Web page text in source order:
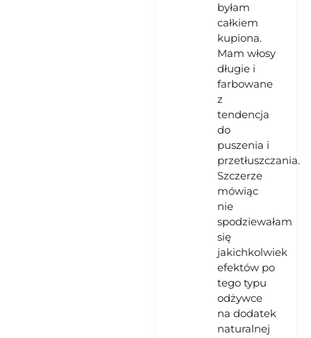
byłam
całkiem
kupiona.
Mam włosy
długie i
farbowane
z
tendencja
do
puszenia i
przetłuszczania.
Szczerze
mówiąc
nie
spodziewałam
się
jakichkolwiek
efektów po
tego typu
odżywce
na dodatek
naturalnej